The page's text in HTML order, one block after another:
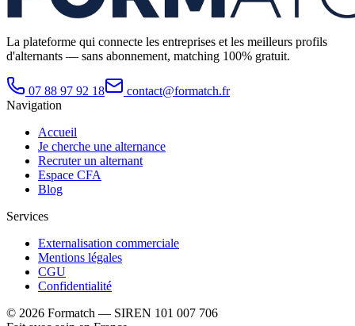
La plateforme qui connecte les entreprises et les meilleurs profils
d'alternants — sans abonnement, matching 100% gratuit.
07 88 97 92 18
contact@formatch.fr
Navigation
Accueil
Je cherche une alternance
Recruter un alternant
Espace CFA
Blog
Services
Externalisation commerciale
Mentions légales
CGU
Confidentialité
© 2026 Formatch — SIREN 101 007 706